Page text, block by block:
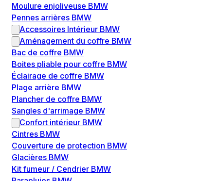
Moulure enjoliveuse BMW
Pennes arrières BMW
Accessoires Intérieur BMW
Aménagement du coffre BMW
Bac de coffre BMW
Boites pliable pour coffre BMW
Éclairage de coffre BMW
Plage arrière BMW
Plancher de coffre BMW
Sangles d'arrimage BMW
Confort intérieur BMW
Cintres BMW
Couverture de protection BMW
Glacières BMW
Kit fumeur / Cendrier BMW